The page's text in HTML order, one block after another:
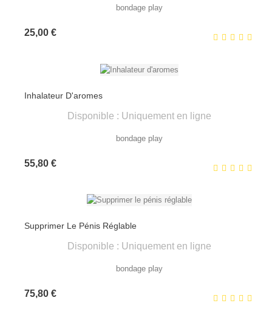
bondage play
25,00 €Prix
Inhalateur D'aromes
Disponible : Uniquement en ligne
bondage play
55,80 €Prix
Supprimer Le Pénis Réglable
Disponible : Uniquement en ligne
bondage play
75,80 €Prix